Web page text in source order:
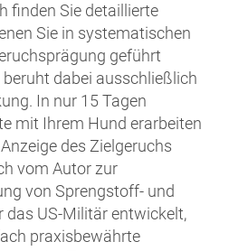
finden Sie detaillierte
Sie in systematischen
geführt
dabei ausschließlich
In nur 15 Tagen
mit Ihrem Hund erarbeiten
des Zielgeruchs
vom Autor zur
von Sprengstoff- und
das US-Militär entwickelt,
praxisbewährte